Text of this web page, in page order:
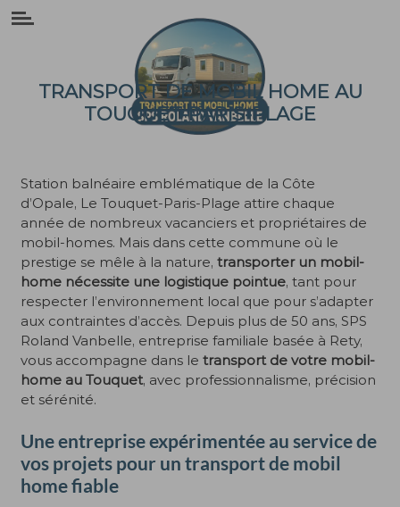
Panneau de gestion des cookies
TRANSPORT DE MOBIL HOME AU
TOUQUET-PARIS-PLAGE
Station balnéaire emblématique de la Côte
d’Opale, Le Touquet-Paris-Plage attire chaque
année de nombreux vacanciers et propriétaires de
mobil-homes. Mais dans cette commune où le
prestige se mêle à la nature, transporter un mobil-
home nécessite une logistique pointue, tant pour
respecter l’environnement local que pour s’adapter
aux contraintes d’accès. Depuis plus de 50 ans, SPS
Roland Vanbelle, entreprise familiale basée à Rety,
vous accompagne dans le transport de votre mobil-
home au Touquet, avec professionnalisme, précision
et sérénité.
Une entreprise expérimentée au service de
vos projets pour un transport de mobil
home fiable